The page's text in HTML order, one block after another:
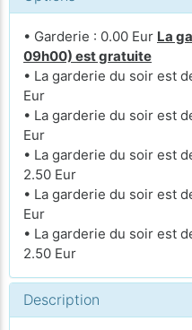
• Garderie : 0.00 Eur La
09h00) est gratuite
• La garderie du soir est
Eur
• La garderie du soir est
Eur
• La garderie du soir est
2.50 Eur
• La garderie du soir est
Eur
• La garderie du soir est
2.50 Eur
Description